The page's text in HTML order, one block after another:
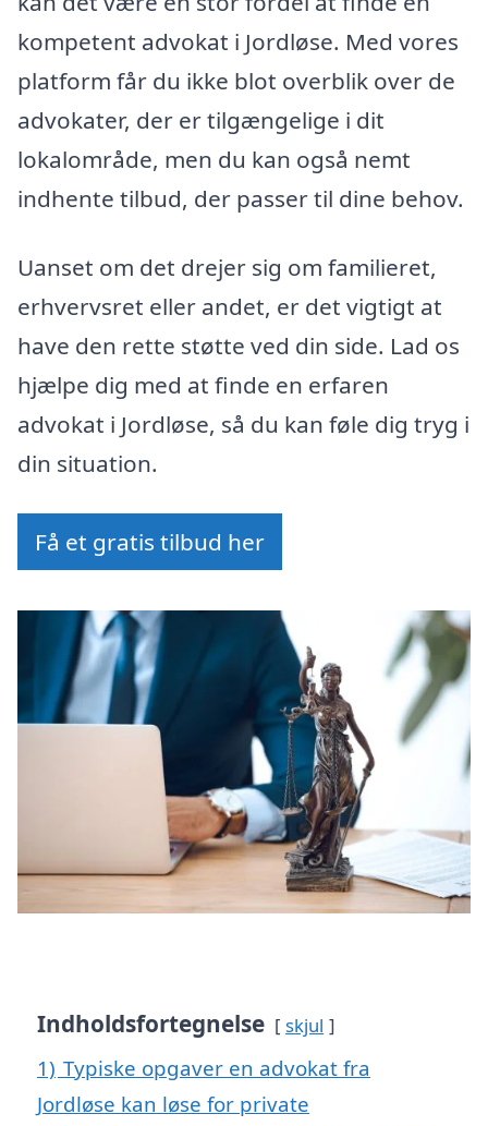
kompetent advokat i Jordløse. Med vores
platform får du ikke blot overblik over de
advokater, der er tilgængelige i dit
lokalområde, men du kan også nemt
indhente tilbud, der passer til dine behov.
Uanset om det drejer sig om familieret,
erhvervsret eller andet, er det vigtigt at
have den rette støtte ved din side. Lad os
hjælpe dig med at finde en erfaren
advokat i Jordløse, så du kan føle dig tryg i
din situation.
Få et gratis tilbud her
Indholdsfortegnelse skjul
1) Typiske opgaver en advokat fra
Jordløse kan løse for private